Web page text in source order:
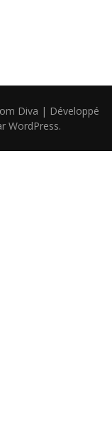
Diva | Développé
WordPress.